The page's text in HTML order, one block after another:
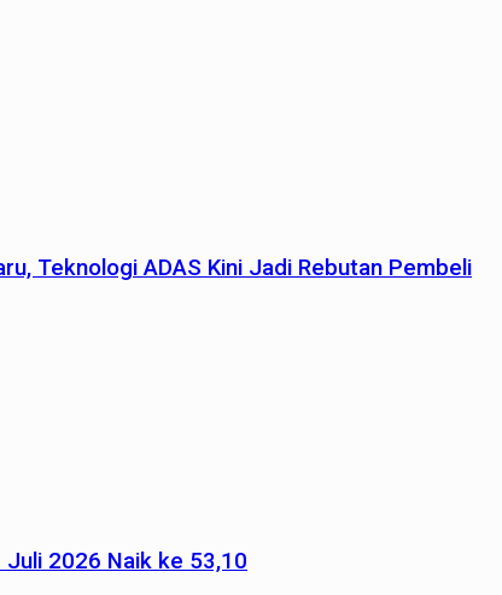
Teknologi ADAS Kini Jadi Rebutan Pembeli
2026 Naik ke 53,10